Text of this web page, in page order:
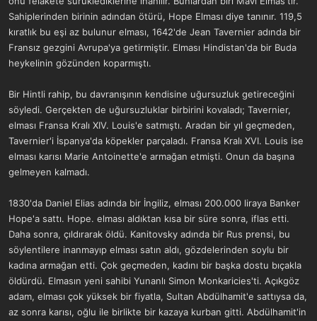
a
t
a
n
r
i
h
i
Sahiplerinden birinin adından ötürü, Hope Elması diye tanınır. 119,5
kıratlık bu eşi az bulunur elması, 1642'de Jean Tavernier adında bir
Fransız gezgini Avrupa'ya getirmiştir. Elması Hindistan'da bir Buda
heykelinin gözünden koparmıştı.
Bir Hintli rahip, bu davranışının kendisine uğursuzluk getireceğini
söyledi. Gerçekten de uğursuzluklar birbirini kovaladı; Tavernier,
elması Fransa Kralı XIV. Louis'e satmıştı. Aradan bir yıl geçmeden,
Tavernier'i İspanya'da köpekler parçaladı. Fransa Kralı XVI. Louis ise
elması karısı Marie Antoinette'e armağan etmişti. Onun da başına
gelmeyen kalmadı.
1830'da Daniel Elias adında bir İngiliz, elması 200.000 liraya Banker
Hope'a sattı. Hope. elması aldıktan kısa bir süre sonra, iflas etti.
Daha sonra, çıldırarak öldü. Kanitovsky adında bir Rus prensi, bu
söylentilere inanmayıp elması satın aldı, gözdelerinden soylu bir
kadına armağan etti. Çok geçmeden, kadını bir başka dostu bıçakla
öldürdü. Elmasın yeni sahibi Yunanlı Simon Monkaricies'ti. Açıkgöz
adam, elması çok yüksek bir fiyatla, Sultan Abdülhamit'e sattıysa da,
az sonra karısı, oğlu ile birlikte bir kazaya kurban gitti. Abdülhamit'in